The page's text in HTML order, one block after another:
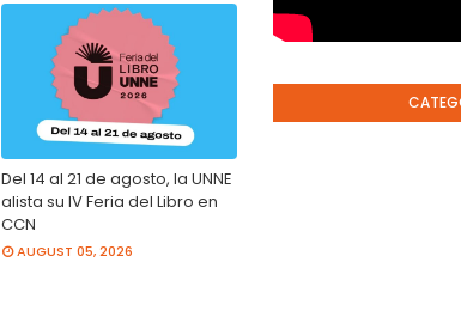
Del 14 al 21 de agosto, la UNNE
alista su IV Feria del Libro en
CCN
AUGUST 05, 2026